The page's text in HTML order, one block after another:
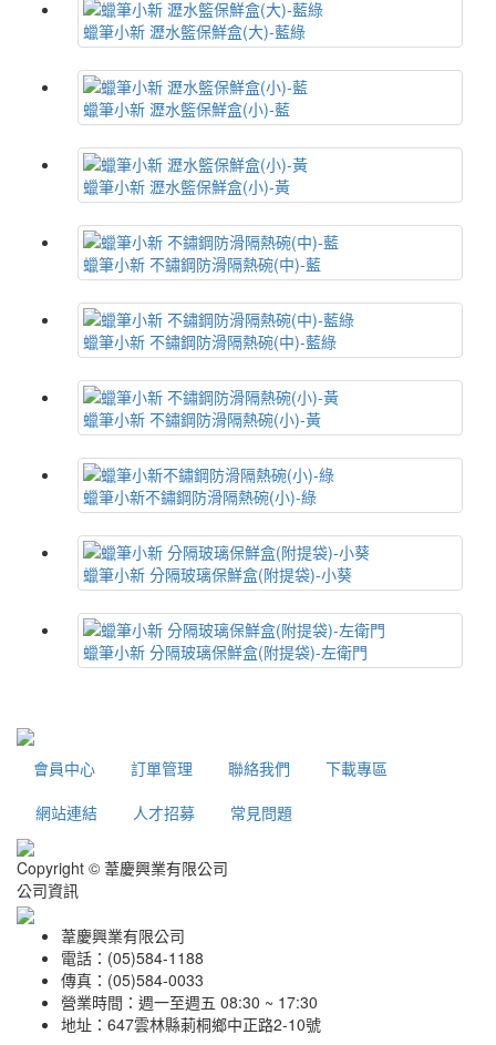
蠟筆小新 瀝水籃保鮮盒(大)-藍綠
蠟筆小新 瀝水籃保鮮盒(小)-藍
蠟筆小新 瀝水籃保鮮盒(小)-黃
蠟筆小新 不鏽鋼防滑隔熱碗(中)-藍
蠟筆小新 不鏽鋼防滑隔熱碗(中)-藍綠
蠟筆小新 不鏽鋼防滑隔熱碗(小)-黃
蠟筆小新不鏽鋼防滑隔熱碗(小)-綠
蠟筆小新 分隔玻璃保鮮盒(附提袋)-小葵
蠟筆小新 分隔玻璃保鮮盒(附提袋)-左衛門
會員中心 訂單管理 聯絡我們
下載專區
網站連結
人才招募 常見問題
Copyright © 葦慶興業有限公司
公司資訊
葦慶興業有限公司
電話：(05)584-1188
傳真：(05)584-0033
營業時間：週一至週五 08:30 ~ 17:30
地址：647雲林縣莿桐鄉中正路2-10號